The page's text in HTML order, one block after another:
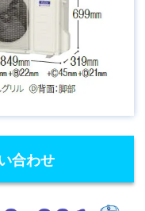
合わせ